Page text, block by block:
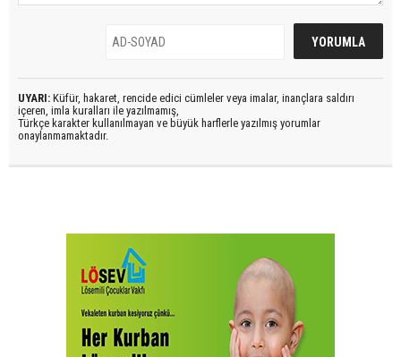
UYARI: Küfür, hakaret, rencide edici cümleler veya imalar, inançlara saldırı
içeren, imla kuralları ile yazılmamış,
Türkçe karakter kullanılmayan ve büyük harflerle yazılmış yorumlar
onaylanmamaktadır.